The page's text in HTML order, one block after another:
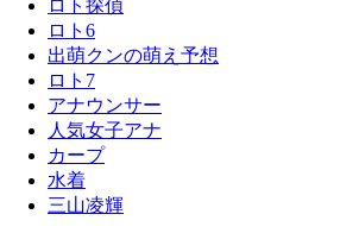
ロト探偵
ロト6
出萌クンの萌え予想
ロト7
アナウンサー
人気女子アナ
カープ
水着
三山凌輝